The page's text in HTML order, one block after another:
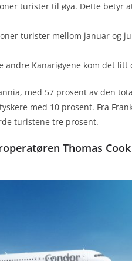
turister til øya. Dette betyr
turister mellom januar og
andre Kanariøyene kom det litt
med 57 prosent av den
med 10 prosent. Fra
turistene tre prosent.
Thomas